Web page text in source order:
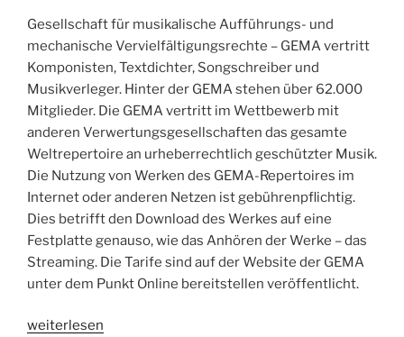
Gesellschaft für musikalische Aufführungs- und
mechanische Vervielfältigungsrechte – GEMA vertritt
Komponisten, Textdichter, Songschreiber und
Musikverleger. Hinter der GEMA stehen über 62.000
Mitglieder. Die GEMA vertritt im Wettbewerb mit
anderen Verwertungsgesellschaften das gesamte
Weltrepertoire an urheberrechtlich geschützter Musik.
Die Nutzung von Werken des GEMA-Repertoires im
Internet oder anderen Netzen ist gebührenpflichtig.
Dies betrifft den Download des Werkes auf eine
Festplatte genauso, wie das Anhören der Werke – das
Streaming. Die Tarife sind auf der Website der GEMA
unter dem Punkt Online bereitstellen veröffentlicht.
„GEMA
weiterlesen